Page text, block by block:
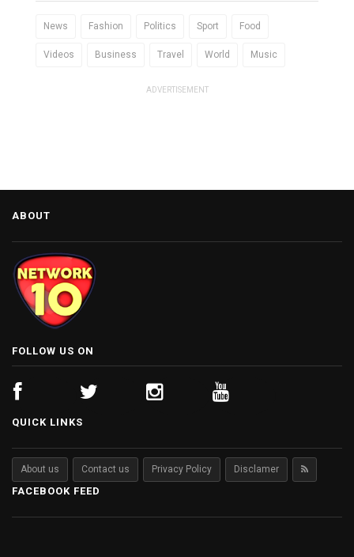
News Fashion Politics Sport Food
Videos Business Travel World Music
ADVERTISEMENT
ABOUT
FOLLOW US ON
QUICK LINKS
About us Contact us Privacy Policy Disclamer
FACEBOOK FEED